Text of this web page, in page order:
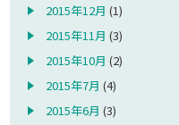
2015年12月 (1)
2015年11月 (3)
2015年10月 (2)
2015年7月 (4)
2015年6月 (3)